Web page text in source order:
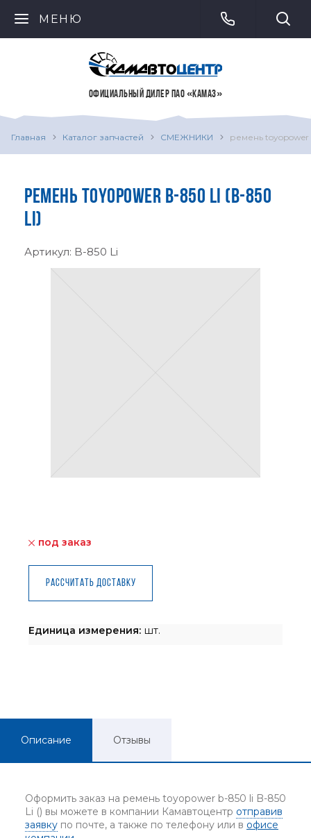
МЕНЮ
ОФИЦИАЛЬНЫЙ ДИЛЕР ПАО «КАМАЗ»
Главная Каталог запчастей СМЕЖНИКИ ремень toyopower
РЕМЕНЬ TOYOPOWER B-850 LI (B-850
LI)
Артикул: B-850 Li
под заказ
Рассчитать доставку
Единица измерения: шт.
Описание Отзывы
Оформить заказ на ремень toyopower b-850 li B-850
Li () вы можете в компании Камавтоцентр отправив
заявку по почте, а также по телефону или в офисе